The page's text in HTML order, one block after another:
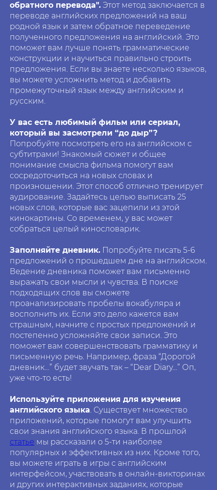
обратного перевода". Этот метод заключается в
переводе английских предложений на ваш
родной язык и затем обратное переведение
полученного предложения на английский. Это
поможет вам лучше понять грамматические
конструкции и научиться правильно строить
предложения. Если вы знаете несколько языков,
вы можете усложнить метод и добавить
промежуточный язык между английским и
русским.
У вас есть любимый фильм или сериал,
который вы засмотрели “до дыр”?
Попробуйте посмотреть его на английском с
субтитрами! Знакомый сюжет и общее
понимание смысла фильма помогут вам
сосредоточиться на новых словах и
произношении. Этот способ отлично тренирует
аудирование. Задайтесь целью выписать 25
новых слов, которые вас зацепили из этой
кинокартины. Со временем, у вас может
собраться целый кинословарик.
Заполняйте дневник. Попробуйте писать 5-6
предложений о прошедшем дне на английском.
Ведение дневника поможет вам письменно
выражать свои мысли и чувства. В поиске
подходящих слов вы сможете
проанализировать пробелы вокабуляра и
восполнить их. Если это дело кажется вам
страшным, начните с простых предложений и
постепенно усложняйте свои записи. Это
поможет вам совершенствовать грамматику и
письменную речь. Например, фраза “Дорогой
дневник…” будет звучать так – “Dear Diary…” Оп,
уже что-то есть!
Используйте приложения для изучения
английского языка. Существует множество
приложений, которые помогут вам улучшить
свои знания английского языка. В прошлой
статье мы рассказали о 5-ти наиболее
популярных и эффективных из них. Кроме того,
вы можете играть в игры с английским
интерфейсом, участвовать в онлайн-викторинах
и других интерактивных заданиях, которые